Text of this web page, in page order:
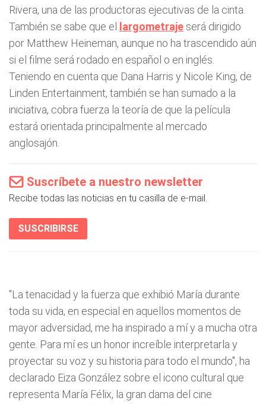
Rivera, una de las productoras ejecutivas de la cinta.
También se sabe que el
largometraje será dirigido
por Matthew Heineman, aunque no ha trascendido aún
si el filme será rodado en español o en inglés.
Teniendo en cuenta que Dana Harris y Nicole King, de
Linden Entertainment, también se han sumado a la
iniciativa, cobra fuerza la teoría de que la película
estará orientada principalmente al mercado
anglosajón.
Suscríbete a nuestro newsletter
Recibe todas las noticias en tu casilla de e-mail.
SUSCRIBIRSE
"La tenacidad y la fuerza que exhibió María durante
toda su vida, en especial en aquellos momentos de
mayor adversidad, me ha inspirado a mí y a mucha otra
gente. Para mí es un honor increíble interpretarla y
proyectar su voz y su historia para todo el mundo", ha
declarado Eiza González sobre el icono cultural que
representa María Félix, la gran dama del cine